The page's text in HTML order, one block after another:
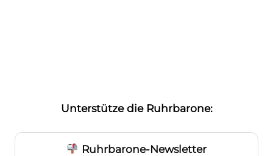
Unterstütze die Ruhrbarone:
Ruhrbarone-Newsletter